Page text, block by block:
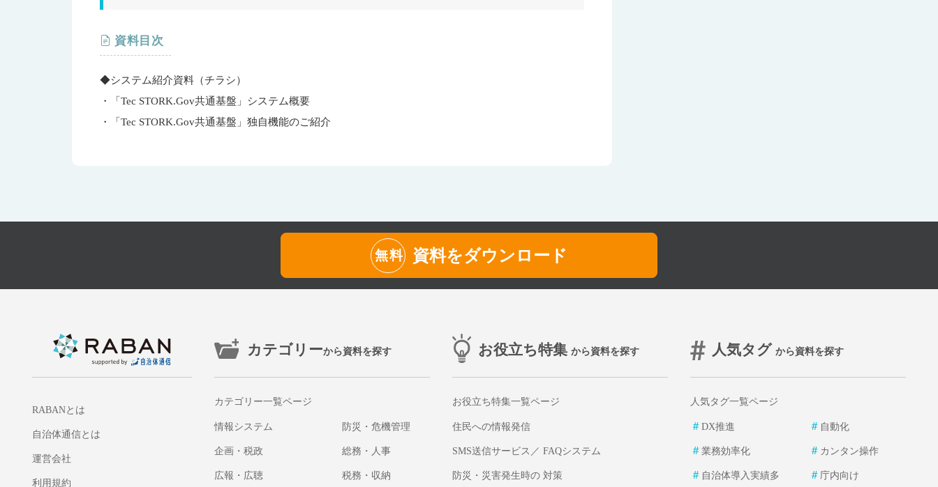
資料目次
◆システム紹介資料（チラシ）
・「Tec STORK.Gov共通基盤」システム概要
・「Tec STORK.Gov共通基盤」独自機能のご紹介
無料 資料をダウンロード
RABANとは
自治体通信とは
運営会社
利用規約
カテゴリーから資料を探す
カテゴリー一覧ページ
情報システム
企画・税政
広報・広聴
防災・危機管理
総務・人事
税務・収納
お役立ち特集 から資料を探す
お役立ち特集一覧ページ
住民への情報発信
SMS送信サービス／ FAQシステム
防災・災害発生時の 対策
人気タグ から資料を探す
人気タグ一覧ページ
＃ DX推進
＃ 業務効率化
＃ 自治体導入実績多
＃ 自動化
＃ カンタン操作
＃ 庁内向け